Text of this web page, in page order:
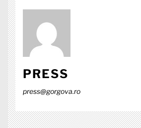
PRESS
press@gorgova.ro